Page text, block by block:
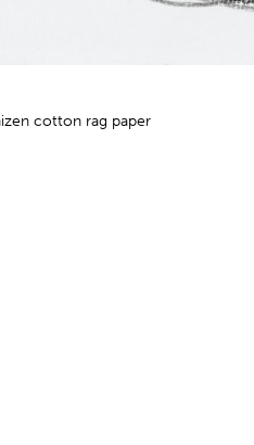
cotton rag paper